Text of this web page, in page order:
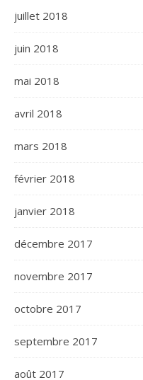
juillet 2018
juin 2018
mai 2018
avril 2018
mars 2018
février 2018
janvier 2018
décembre 2017
novembre 2017
octobre 2017
septembre 2017
août 2017